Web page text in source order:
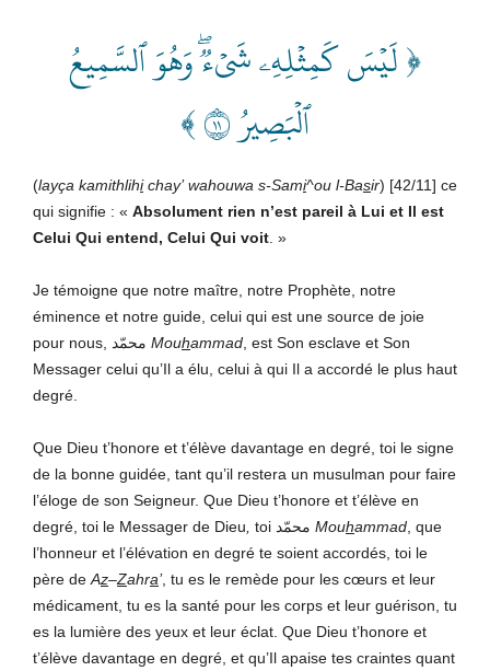
﴿ لَيۡسَ كَمِثۡلِهِۦ شَيۡءٞۖ وَهُوَ ٱلسَّمِيعُ
ٱلۡبَصِيرُ ١١ ﴾
(layça kamithlihichay’ wahouwa s-Sami^ou l-Basir) [42/11] ce
qui signifie : « Absolument rien n’est pareil à Lui et Il est
Celui Qui entend, Celui Qui voit . »
Je témoigne que notre maître, notre Prophète, notre
éminence et notre guide, celui qui est une source de joie
Mouhammad , est Son esclave et Son
Messager celui qu’Il a élu, celui à qui Il a accordé le plus haut
degré.
Que Dieu t’honore et t’élève davantage en degré, toi le signe
de la bonne guidée, tant qu’il restera un musulman pour faire
l’éloge de son Seigneur. Que Dieu t’honore et t’élève en
degré, toi le Messager de Dieu
Mouhammad , que
l’honneur et l’élévation en degré te soient accordés, toi le
père de Az–Zahra’, tu es le remède pour les cœurs et leur
médicament, tu es la santé pour les corps et leur guérison, tu
es la lumière des yeux et leur éclat. Que Dieu t’honore et
t’élève davantage en degré, et qu’Il apaise tes craintes quant